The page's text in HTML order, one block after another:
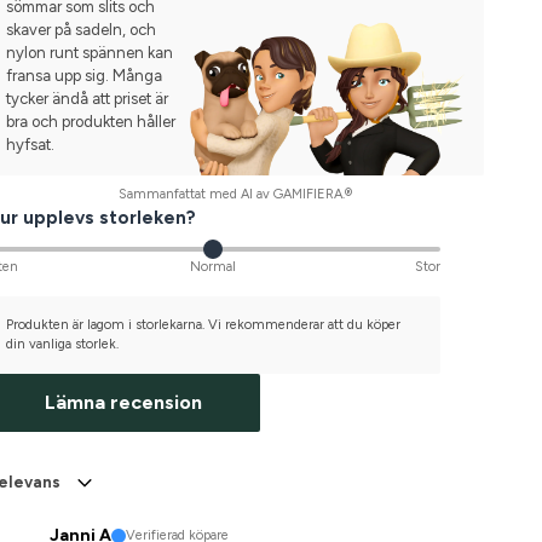
sömmar som slits och
skaver på sadeln, och
nylon runt spännen kan
fransa upp sig. Många
tycker ändå att priset är
bra och produkten håller
hyfsat.
Sammanfattat med AI av GAMIFIERA.®
upplevs storleken?
Normal Stor
Produkten är lagom i storlekarna. Vi rekommenderar att du köper
din vanliga storlek.
Lämna recension
Janni A
Verifierad köpare